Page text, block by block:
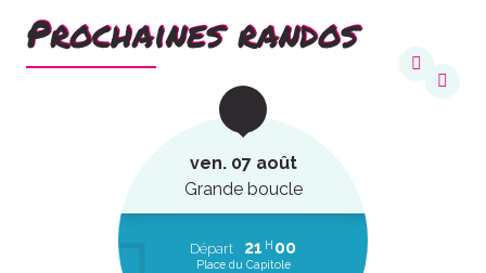
Prochaines randos
ven. 07 août
Grande boucle
Départ 21 H 00
Place du Capitole